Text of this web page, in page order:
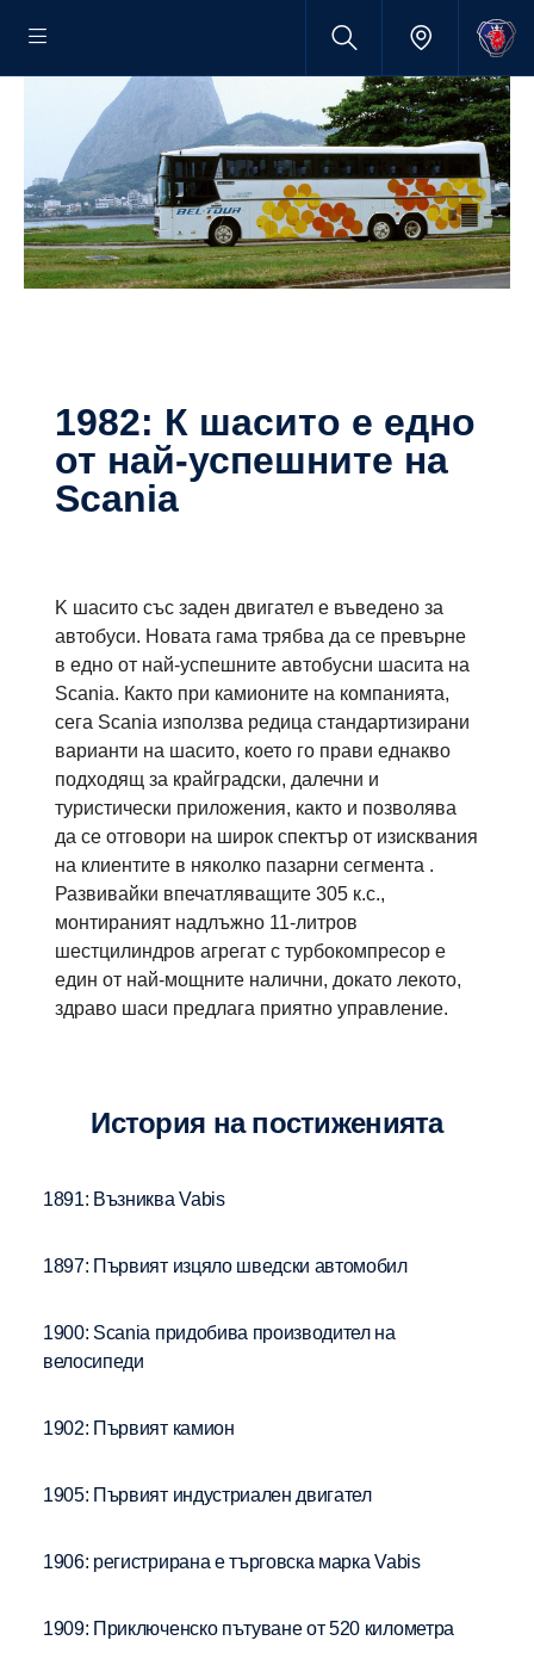
1982: К шасито е едно
от най-успешните на
Scania
K шасито със заден двигател е въведено за
автобуси. Новата гама трябва да се превърне
в едно от най-успешните автобусни шасита на
Scania. Както при камионите на компанията,
сега Scania използва редица стандартизирани
варианти на шасито, което го прави еднакво
подходящ за крайградски, далечни и
туристически приложения, както и позволява
да се отговори на широк спектър от изисквания
на клиентите в няколко пазарни сегмента .
Развивайки впечатляващите 305 к.с.,
монтираният надлъжно 11-литров
шестцилиндров агрегат с турбокомпресор е
един от най-мощните налични, докато лекото,
здраво шаси предлага приятно управление.
История на постиженията
1891: Възниква Vabis
1897: Първият изцяло шведски автомобил
1900: Scania придобива производител на
велосипеди
1902: Първият камион
1905: Първият индустриален двигател
1906: регистрирана е търговска марка Vabis
1909: Приключенско пътуване от 520 километра